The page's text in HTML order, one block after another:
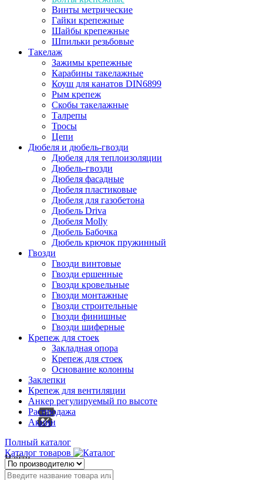
Винты метрические
Гайки крепежные
Шайбы крепежные
Шпильки резьбовые
Такелаж
Зажимы крепежные
Карабины такелажные
Коуш для канатов DIN6899
Рым крепеж
Скобы такелажные
Талрепы
Тросы
Цепи
Дюбеля и дюбель-гвозди
Дюбеля для теплоизоляции
Дюбель-гвозди
Дюбеля фасадные
Дюбеля пластиковые
Дюбеля для газобетона
Дюбель Driva
Дюбеля Molly
Дюбель Бабочка
Дюбель крючок пружинный
Гвозди
Гвозди винтовые
Гвозди ершенные
Гвозди кровельные
Гвозди монтажные
Гвозди строительные
Гвозди финишные
Гвозди шиферные
Крепеж для стоек
Закладная опора
Крепеж для стоек
Основание колонны
Заклепки
Крепеж для вентиляции
Анкер регулируемый по высоте
Распродажа
Акции
Полный каталог
Каталог товаров
Найти